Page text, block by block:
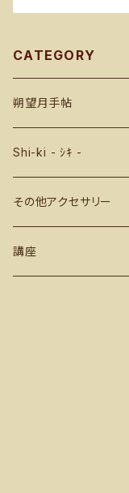
CATEGORY
朔望月手帖
Shi-ki - ｼｷ -
ピアス・イヤリング
マクラメ編み
ペンダント・ネックレス
その他アクセサリー
講座